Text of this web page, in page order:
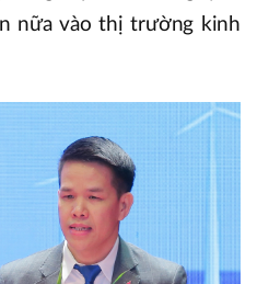
nữa vào thị trường kinh